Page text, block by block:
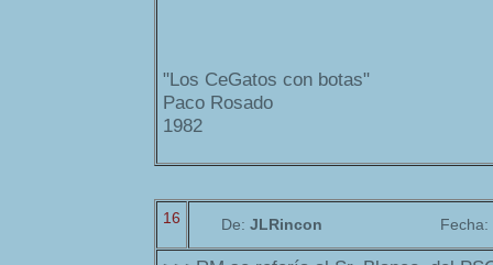
"Los CeGatos con botas"
Paco Rosado
1982
16 De: JLRincon Fecha: